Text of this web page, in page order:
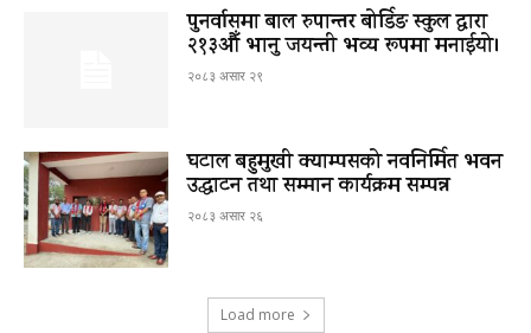
पुनर्वासमा बाल रुपान्तर बोर्डिङ स्कुल द्धारा
२१३औँ भानु जयन्ती भव्य रूपमा मनाईयो।
२०८३ असार २९
घटाल बहुमुखी क्याम्पसको नवनिर्मित भवन
उद्घाटन तथा सम्मान कार्यक्रम सम्पन्न
२०८३ असार २६
Load more